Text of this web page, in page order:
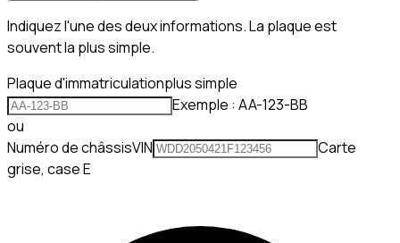
Indiquez l'une des deux informations. La plaque est
souvent la plus simple.
Plaque d'immatriculationplus simple
Exemple : AA-123-BB
ou
Numéro de châssisVIN
Carte
grise, case E